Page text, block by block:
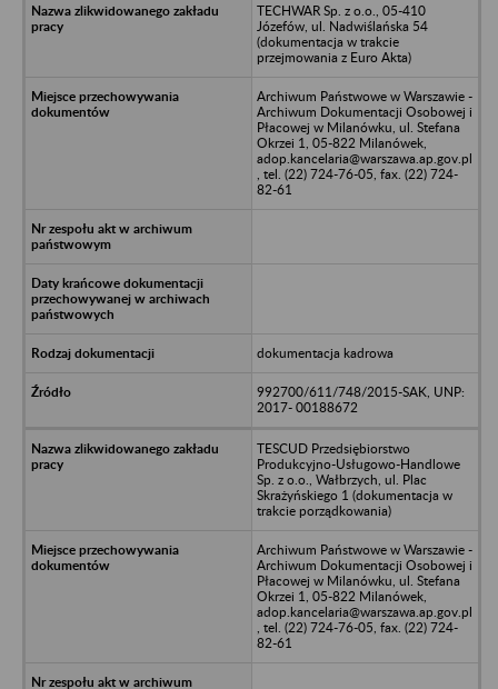
TECHWAR Sp. z o.o., 05-410
Józefów, ul. Nadwiślańska 54
(dokumentacja w trakcie
przejmowania z Euro Akta)
Archiwum Państwowe w Warszawie -
Archiwum Dokumentacji Osobowej i
Płacowej w Milanówku, ul. Stefana
Okrzei 1, 05-822 Milanówek,
adop.kancelaria@warszawa.ap.gov.pl
, tel. (22) 724-76-05, fax. (22) 724-
82-61
dokumentacja kadrowa
992700/611/748/2015-SAK, UNP:
2017- 00188672
TESCUD Przedsiębiorstwo
Produkcyjno-Usługowo-Handlowe
Sp. z o.o., Wałbrzych, ul. Plac
Skrażyńskiego 1 (dokumentacja w
trakcie porządkowania)
Archiwum Państwowe w Warszawie -
Archiwum Dokumentacji Osobowej i
Płacowej w Milanówku, ul. Stefana
Okrzei 1, 05-822 Milanówek,
adop.kancelaria@warszawa.ap.gov.pl
, tel. (22) 724-76-05, fax. (22) 724-
82-61